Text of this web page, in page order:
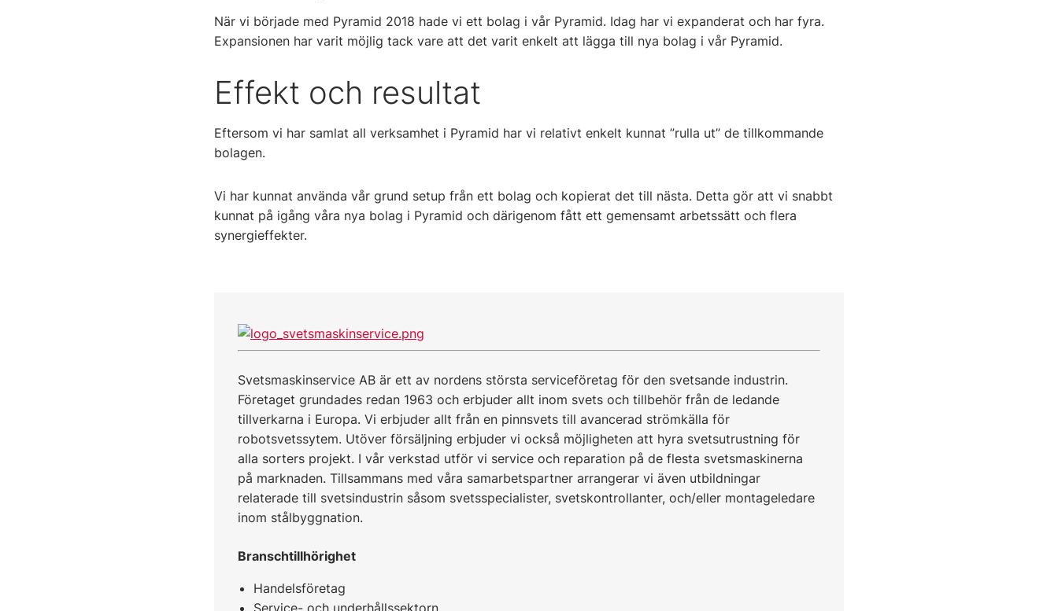
När vi började med Pyramid 2018 hade vi ett bolag i vår Pyramid. Idag har vi expanderat och har fyra.
Expansionen har varit möjlig tack vare att det varit enkelt att lägga till nya bolag i vår Pyramid.
Effekt och resultat
Eftersom vi har samlat all verksamhet i Pyramid har vi relativt enkelt kunnat ”rulla ut” de tillkommande
bolagen.
Vi har kunnat använda vår grund setup från ett bolag och kopierat det till nästa. Detta gör att vi snabbt
kunnat på igång våra nya bolag i Pyramid och därigenom fått ett gemensamt arbetssätt och flera
synergieffekter.
Svetsmaskinservice AB är ett av nordens största serviceföretag för den svetsande industrin.
Företaget grundades redan 1963 och erbjuder allt inom svets och tillbehör från de ledande
tillverkarna i Europa. Vi erbjuder allt från en pinnsvets till avancerad strömkälla för
robotsvetssytem. Utöver försäljning erbjuder vi också möjligheten att hyra svetsutrustning för
alla sorters projekt. I vår verkstad utför vi service och reparation på de flesta svetsmaskinerna
på marknaden. Tillsammans med våra samarbetspartner arrangerar vi även utbildningar
relaterade till svetsindustrin såsom svetsspecialister, svetskontrollanter, och/eller montageledare
inom stålbyggnation.
Branschtillhörighet
Handelsföretag
Service- och underhållssektorn